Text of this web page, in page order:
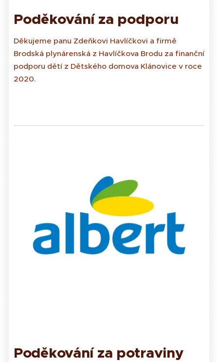
Poděkování za podporu
Děkujeme panu Zdeňkovi Havlíčkovi a firmě
Brodská plynárenská z Havlíčkova Brodu za finanční
podporu dětí z Dětského domova Klánovice v roce
2020.
Poděkování za potraviny